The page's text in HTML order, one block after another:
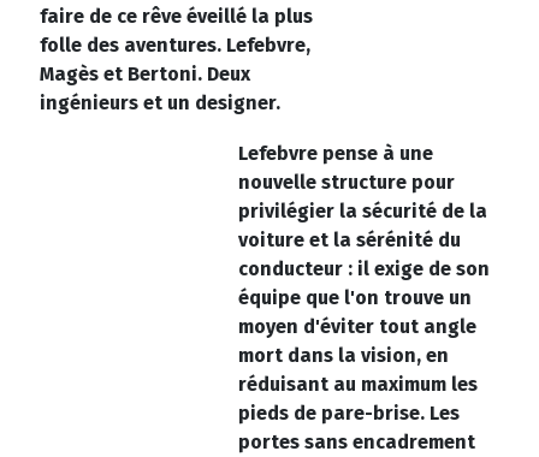
faire de ce rêve éveillé la plus
folle des aventures. Lefebvre,
Magès et Bertoni. Deux
ingénieurs et un designer.
Lefebvre pense à une
nouvelle structure pour
privilégier la sécurité de la
voiture et la sérénité du
conducteur : il exige de son
équipe que l'on trouve un
moyen d'éviter tout angle
mort dans la vision, en
réduisant au maximum les
pieds de pare-brise. Les
portes sans encadrement